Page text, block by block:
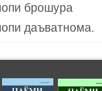
брошура
даъватнома.